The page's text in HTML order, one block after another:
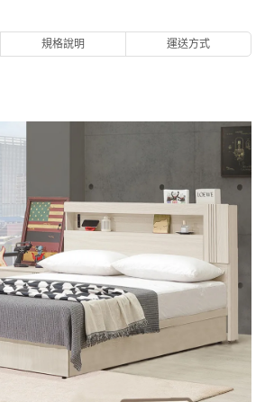
規格說明 運送方式